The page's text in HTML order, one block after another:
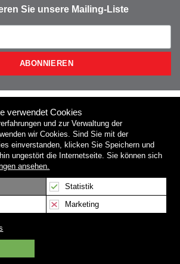
Sie unsere Mailing-Liste
NIEROS
Unser Programm
Pressezentrum
Hilfe & Service
Nieros DE. Alle Rechte vorbehalten.
verwendet Cookies
und zur Verwaltung der
wirCookies. Sind Sie mit der
einverstanden, klicken SieSpeichern und
ungestört die Internetseite. Sie können sich
ansehen.
Statistik
Marketing